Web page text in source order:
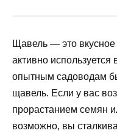
Щавель — это вкусное
активно
опытным садоводам
щавель. Если у вас
прорастанием семян
возможно, вы